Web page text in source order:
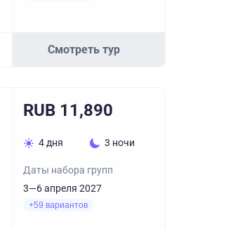
Смотреть тур
RUB 11,890
4 дня 3 ночи
Даты набора групп
3—6 апреля 2027
+59 вариантов